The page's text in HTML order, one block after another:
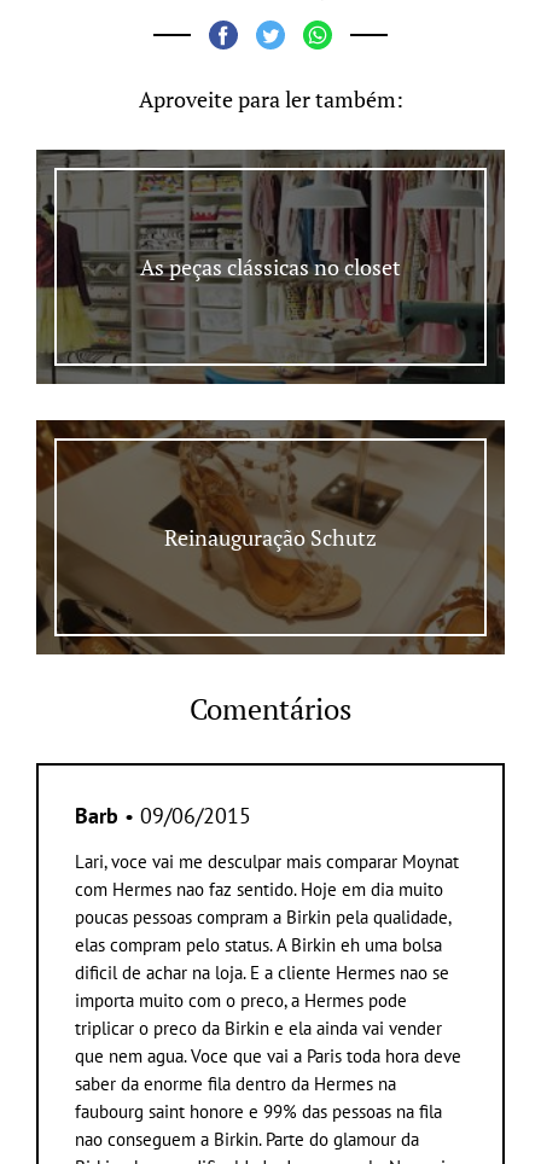
Aproveite para ler também:
As peças clássicas no closet
Reinauguração Schutz
Comentários
Barb • 09/06/2015
Lari, voce vai me desculpar mais comparar Moynat
com Hermes nao faz sentido. Hoje em dia muito
poucas pessoas compram a Birkin pela qualidade,
elas compram pelo status. A Birkin eh uma bolsa
dificil de achar na loja. E a cliente Hermes nao se
importa muito com o preco, a Hermes pode
triplicar o preco da Birkin e ela ainda vai vender
que nem agua. Voce que vai a Paris toda hora deve
saber da enorme fila dentro da Hermes na
faubourg saint honore e 99% das pessoas na fila
nao conseguem a Birkin. Parte do glamour da